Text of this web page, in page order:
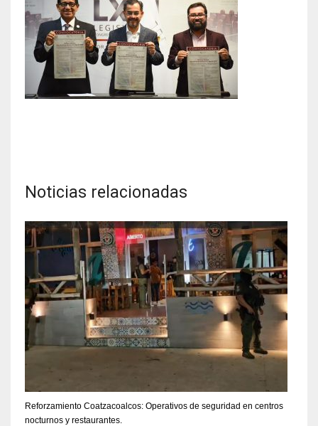
Noticias relacionadas
Reforzamiento Coatzacoalcos: Operativos de seguridad en centros
nocturnos y restaurantes.